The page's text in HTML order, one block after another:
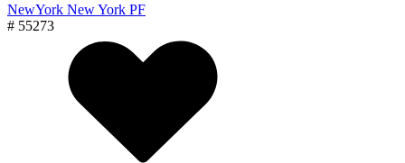
NewYork New York PF
# 55273